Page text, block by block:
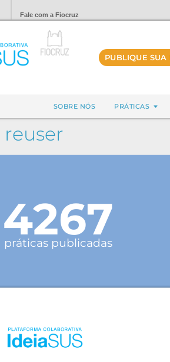
Fale com a Fiocruz
PUBLIQUE SUA
SOBRE NÓS PRÁTICAS
reuser
4267
práticas publicadas